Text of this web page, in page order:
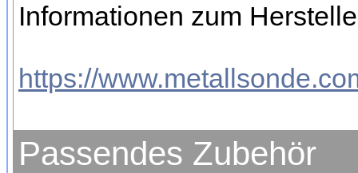
Informationen zum
https://
Passendes Zubehör